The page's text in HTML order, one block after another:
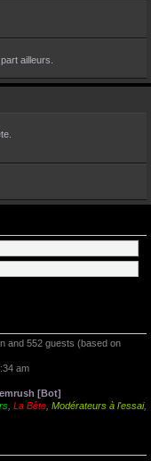
ailleurs.
and 552 guests (based on
am
[Bot]
La Bête Modérateurs à l'essai,